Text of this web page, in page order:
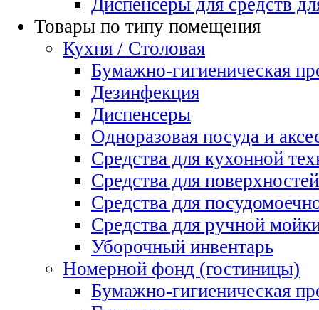
Диспенсеры для средств
Товары по типу помещения
Кухня / Столовая
Бумажно-гигиеническая
Дезинфекция
Диспенсеры
Одноразовая посуда и
Средства для кухонной
Средства для поверхностей
Средства для
Средства для ручной
Уборочный инвентарь
Номерной фонд (гостиницы)
Бумажно-гигиеническая